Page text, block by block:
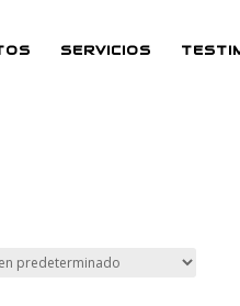
SERVICIOS